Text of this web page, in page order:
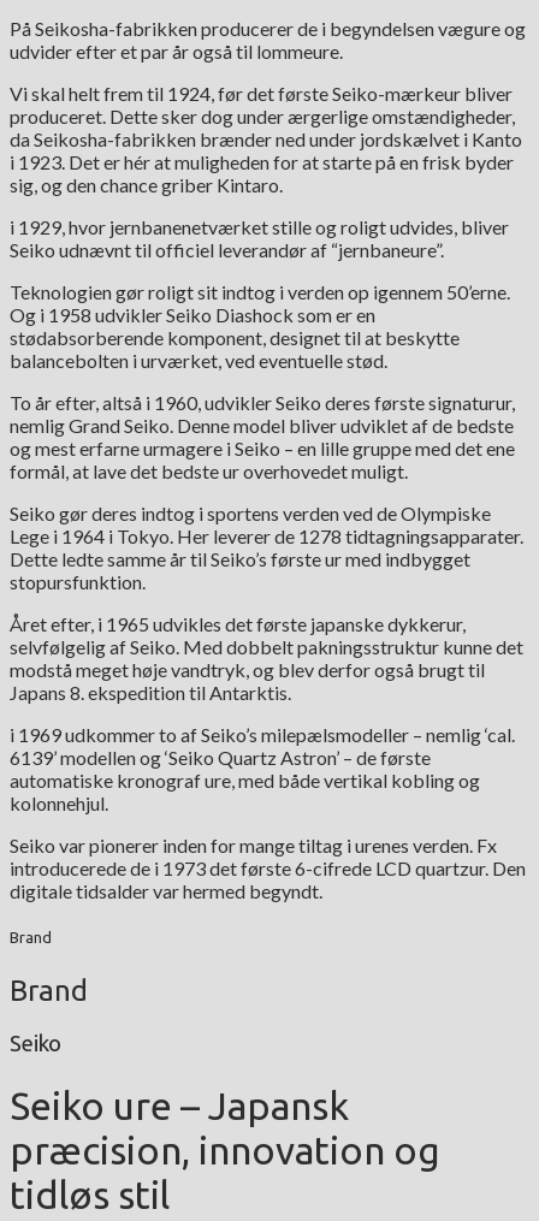
På Seikosha-fabrikken producerer de i begyndelsen vægure og
udvider efter et par år også til lommeure.
Vi skal helt frem til 1924, før det første Seiko-mærkeur bliver
produceret. Dette sker dog under ærgerlige omstændigheder,
da Seikosha-fabrikken brænder ned under jordskælvet i Kanto
i 1923. Det er hér at muligheden for at starte på en frisk byder
sig, og den chance griber Kintaro.
i 1929, hvor jernbanenetværket stille og roligt udvides, bliver
Seiko udnævnt til officiel leverandør af “jernbaneure”.
Teknologien gør roligt sit indtog i verden op igennem 50’erne.
Og i 1958 udvikler Seiko Diashock som er en
stødabsorberende komponent, designet til at beskytte
balancebolten i urværket, ved eventuelle stød.
To år efter, altså i 1960, udvikler Seiko deres første signaturur,
nemlig Grand Seiko. Denne model bliver udviklet af de bedste
og mest erfarne urmagere i Seiko – en lille gruppe med det ene
formål, at lave det bedste ur overhovedet muligt.
Seiko gør deres indtog i sportens verden ved de Olympiske
Lege i 1964 i Tokyo. Her leverer de 1278 tidtagningsapparater.
Dette ledte samme år til Seiko’s første ur med indbygget
stopursfunktion.
Året efter, i 1965 udvikles det første japanske dykkerur,
selvfølgelig af Seiko. Med dobbelt pakningsstruktur kunne det
modstå meget høje vandtryk, og blev derfor også brugt til
Japans 8. ekspedition til Antarktis.
i 1969 udkommer to af Seiko’s milepælsmodeller – nemlig ‘cal.
6139’ modellen og ‘Seiko Quartz Astron’ – de første
automatiske kronograf ure, med både vertikal kobling og
kolonnehjul.
Seiko var pionerer inden for mange tiltag i urenes verden. Fx
introducerede de i 1973 det første 6-cifrede LCD quartzur. Den
digitale tidsalder var hermed begyndt.
Brand
Brand
Seiko
Seiko ure – Japansk
præcision, innovation og
tidløs stil